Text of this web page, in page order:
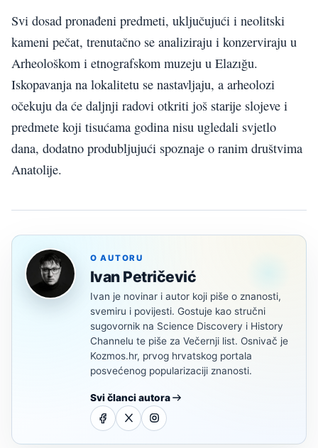
Svi dosad pronađeni predmeti, uključujući i neolitski
kameni pečat, trenutačno se analiziraju i konzerviraju u
Arheološkom i etnografskom muzeju u Elazığu.
Iskopavanja na lokalitetu se nastavljaju, a arheolozi
očekuju da će daljnji radovi otkriti još starije slojeve i
predmete koji tisućama godina nisu ugledali svjetlo
dana, dodatno produbljujući spoznaje o ranim društvima
Anatolije.
O AUTORU
Ivan Petričević
Ivan je novinar i autor koji piše o znanosti,
svemiru i povijesti. Gostuje kao stručni
sugovornik na Science Discovery i History
Channelu te piše za Večernji list. Osnivač je
Kozmos.hr, prvog hrvatskog portala
posvećenog popularizaciji znanosti.
Svi članci autora